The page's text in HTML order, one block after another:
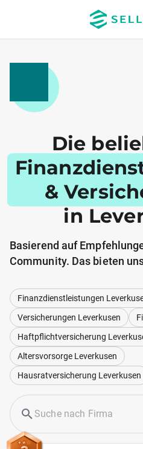
Die
&
in
Basierend auf
Community. Das bieten
Finanzdienstleistungen
Versicherungen Leverkusen
Haftpflichtversicherung
Altersvorsorge Leverkusen
Hausratversicherung Leverkusen